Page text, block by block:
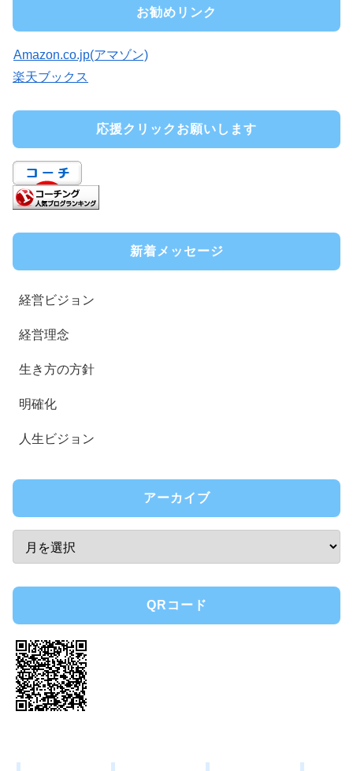
お勧めリンク
Amazon.co.jp(アマゾン)
楽天ブックス
応援クリックお願いします
新着メッセージ
経営ビジョン
経営理念
生き方の方針
明確化
人生ビジョン
アーカイブ
QRコード